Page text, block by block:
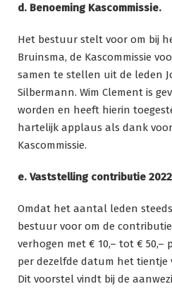
d. Benoeming Kascommissie.
Het bestuur stelt voor om bij
Bruinsma, de Kascommissie
samen te stellen uit de leden
Silbermann. Wim Clement is
worden en heeft hierin
hartelijk applaus als dank
Kascommissie.
e. Vaststelling contributie
Omdat het aantal leden
bestuur voor om de
verhogen met € 10,– tot € 50,–
per dezelfde datum het
Dit voorstel vindt bij de